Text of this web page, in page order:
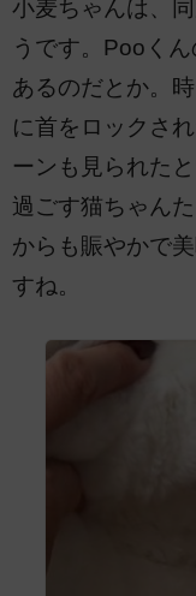
小麦ちゃんは、
うです。Pooく
あるのだとか。
に首をロックさ
ーンも見られた
過ごす猫ちゃん
からも賑やかで
すね。